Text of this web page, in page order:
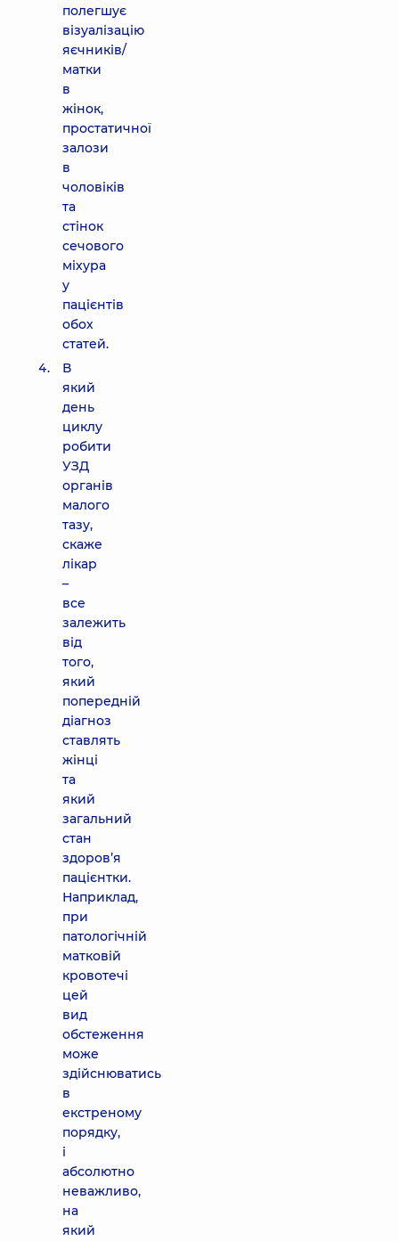
полегшує
візуалізацію
яєчників/
матки
в
жінок,
простатичної
залози
в
чоловіків
та
стінок
сечового
міхура
у
пацієнтів
обох
статей.
В
який
день
циклу
робити
УЗД
органів
малого
тазу,
скаже
лікар
–
все
залежить
від
того,
який
попередній
діагноз
ставлять
жінці
та
який
загальний
стан
здоров’я
пацієнтки.
Наприклад,
при
патологічній
матковій
кровотечі
цей
вид
обстеження
може
здійснюватись
в
екстреному
порядку,
і
абсолютно
неважливо,
на
який